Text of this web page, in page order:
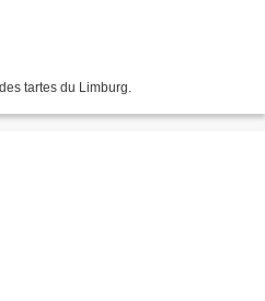
tartes du Limburg.